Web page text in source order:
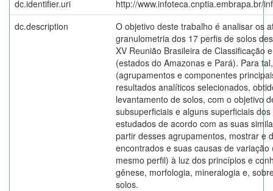
dc.identifier.uri
http://www.infoteca.cnptia.embrapa.br/
dc.description
O objetivo deste trabalho é analisar os
granulometria dos 17 perfis de solos
XV Reunião Brasileira de Classificação
(estados do Amazonas e Pará). Para
(agrupamentos e componentes
resultados analíticos selecionados,
levantamento de solos, com o objetivo
subsuperficiais e alguns superficiais
estudados de acordo com as suas
partir desses agrupamentos, mostrar e
encontrados e suas causas de
mesmo perfil) à luz dos princípios e
gênese, morfologia, mineralogia e,
solos.